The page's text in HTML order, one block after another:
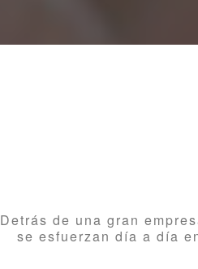
Detrás de una gran
se esfuerzan día a día